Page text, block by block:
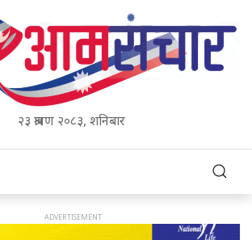
२३ श्रावण २०८३, शनिबार